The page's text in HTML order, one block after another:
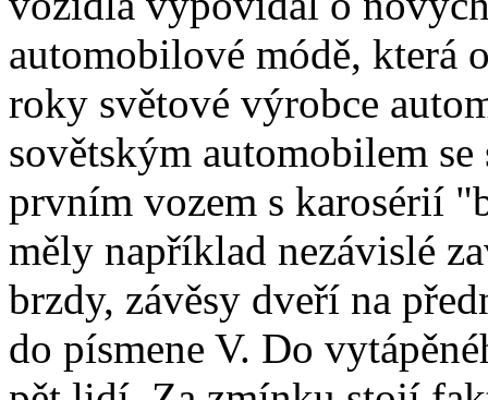
automobilové módě, která
roky světové výrobce
sovětským automobilem
prvním vozem s karosérií
měly například nezávislé
brzdy, závěsy dveří na
do písmene V. Do